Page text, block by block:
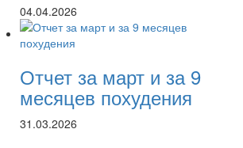
04.04.2026
Отчет за март и за 9
месяцев похудения
31.03.2026